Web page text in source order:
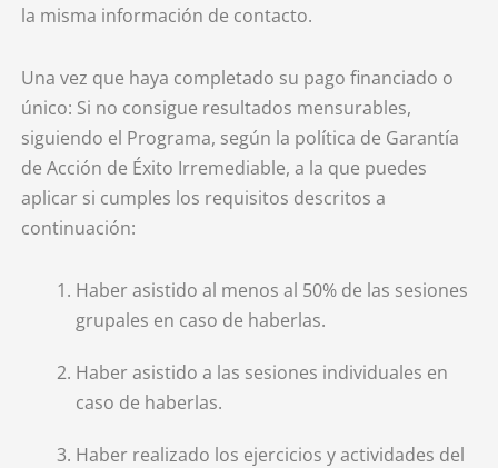
la misma información de contacto.
Una vez que haya completado su pago financiado o
único: Si no consigue resultados mensurables,
siguiendo el Programa, según la política de Garantía
de Acción de Éxito Irremediable, a la que puedes
aplicar si cumples los requisitos descritos a
continuación:
Haber asistido al menos al 50% de las sesiones
grupales en caso de haberlas.
Haber asistido a las sesiones individuales en
caso de haberlas.
Haber realizado los ejercicios y actividades del